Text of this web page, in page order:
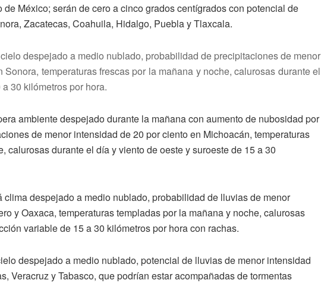
México; serán de cero a cinco grados centígrados con potencial de
Zacatecas, Coahuila, Hidalgo, Puebla y Tlaxcala.
despejado a medio nublado, probabilidad de precipitaciones de menor
temperaturas frescas por la mañana y noche, calurosas durante el
30 kilómetros por hora.
ambiente despejado durante la mañana con aumento de nubosidad por
de menor intensidad de 20 por ciento en Michoacán, temperaturas
calurosas durante el día y viento de oeste y suroeste de 15 a 30
clima despejado a medio nublado, probabilidad de lluvias de menor
y Oaxaca, temperaturas templadas por la mañana y noche, calurosas
variable de 15 a 30 kilómetros por hora con rachas.
despejado a medio nublado, potencial de lluvias de menor intensidad
Veracruz y Tabasco, que podrían estar acompañadas de tormentas